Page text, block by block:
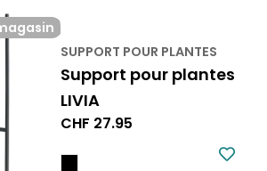
SUPPORT POUR PLANTES
Support pour plantes
LIVIA
Prix
CHF 27.95